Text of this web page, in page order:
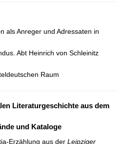
als Anreger und Adressaten in
Abt Heinrich von Schleinitz
Raum
Literaturgeschichte aus dem
und Kataloge
Erzählung aus der Leipziger